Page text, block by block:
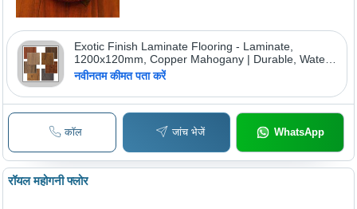
Exotic Finish Laminate Flooring - Laminate,
1200x120mm, Copper Mahogany | Durable, Water
Resistant, Easy Install, Stylish
नवीनतम कीमत पता करें
कॉल जांच भेजें WhatsApp
रॉयल महोगनी फ्लोर